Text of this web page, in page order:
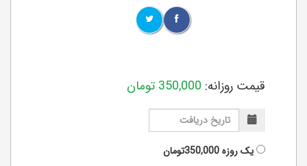
قیمت روزانه: 350,000 تومان
یک روزه350,000تومان